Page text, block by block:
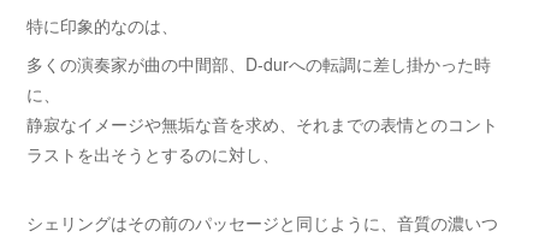
特に印象的なのは、
多くの演奏家が曲の中間部、D-durへの転調に差し掛かった時
に、
静寂なイメージや無垢な音を求め、それまでの表情とのコント
ラストを出そうとするのに対し、
シェリングはその前のパッセージと同じように、音質の濃いつ